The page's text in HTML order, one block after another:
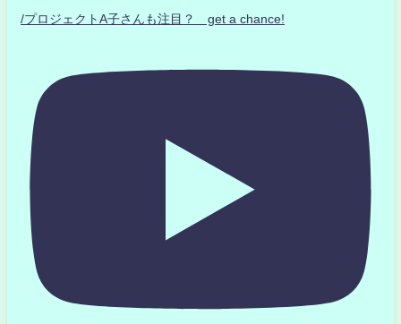
/プロジェクトA子さんも注目？ get a chance!